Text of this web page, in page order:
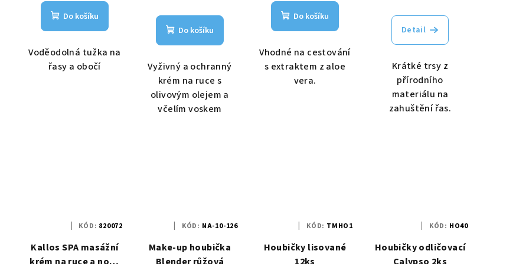
Do košíku
Voděodolná tužka na
řasy a obočí
Do košíku
Vyživný a ochranný
krém na ruce s
olivovým olejem a
včelím voskem
Do košíku
Vhodné na cestování
s extraktem z aloe
vera.
Detail
Krátké trsy z
přírodního
materiálu na
zahuštění řas.
Kallos SPA masážní
KÓD: 820072
Make-up houbička
KÓD: NA-10-126
Houbičky lisované
KÓD: TMHO1
Houbičky odličovací
KÓD: HO40